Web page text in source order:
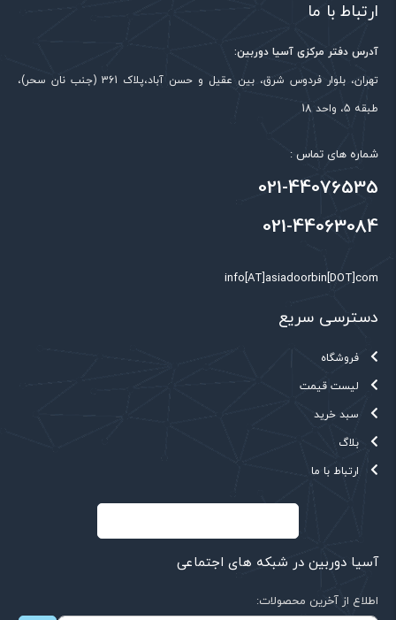
ارتباط با ما
آدرس دفتر مرکزی آسیا دوربین:
تهران، بلوار فردوس شرق، بین عقیل و حسن آباد،پلاک 361 (جنب نان سحر)،
طبقه 5، واحد 18
شماره های تماس :
021-44076535
021-44063084
info[AT]asiadoorbin[DOT]com
دسترسی سریع
فروشگاه
لیست قیمت
سبد خرید
بلاگ
ارتباط با ما
آسیا دوربین در شبکه های اجتماعی
اطلاع از آخرین محصولات: